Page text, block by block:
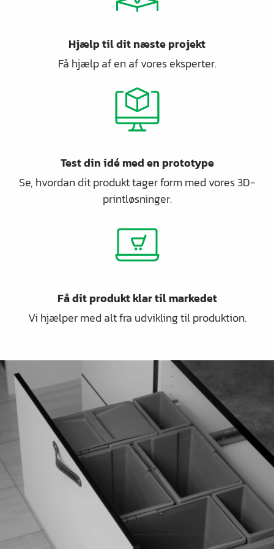
Hjælp til dit næste projekt
Få hjælp af en af vores eksperter.
Test din idé med en prototype
Se, hvordan dit produkt tager form med vores 3D-
printløsninger.
Få dit produkt klar til markedet
Vi hjælper med alt fra udvikling til produktion.